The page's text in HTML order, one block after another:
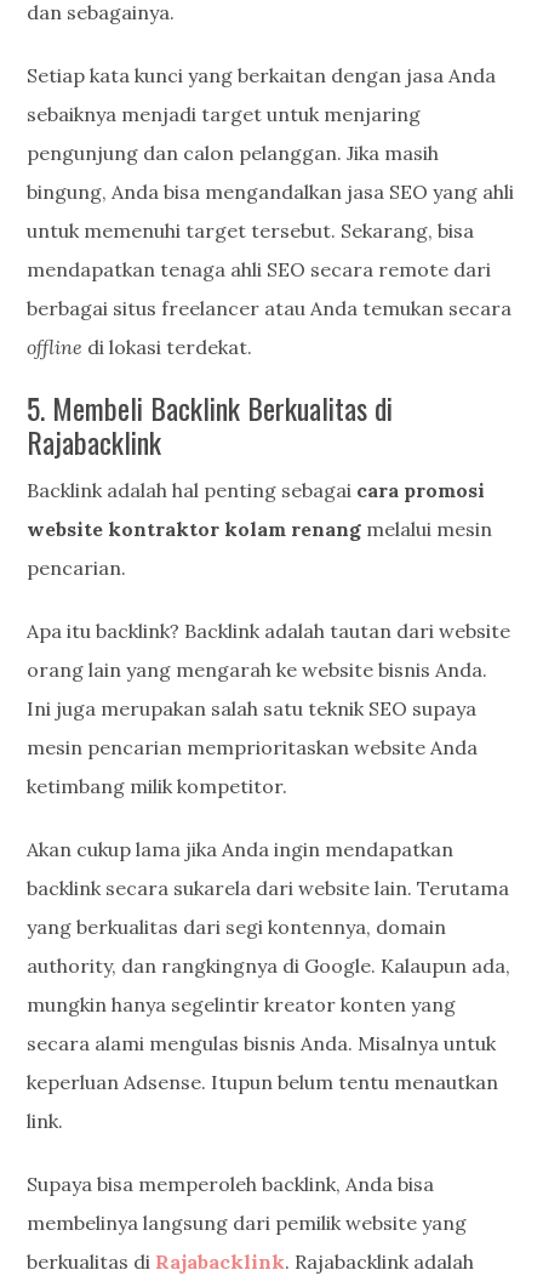
dan sebagainya.
Setiap kata kunci yang berkaitan dengan jasa Anda
sebaiknya menjadi target untuk menjaring
pengunjung dan calon pelanggan. Jika masih
bingung, Anda bisa mengandalkan jasa SEO yang ahli
untuk memenuhi target tersebut. Sekarang, bisa
mendapatkan tenaga ahli SEO secara remote dari
berbagai situs freelancer atau Anda temukan secara
offline di lokasi terdekat.
5. Membeli Backlink Berkualitas di
Rajabacklink
Backlink adalah hal penting sebagai cara promosi
website kontraktor kolam renang melalui mesin
pencarian.
Apa itu backlink? Backlink adalah tautan dari website
orang lain yang mengarah ke website bisnis Anda.
Ini juga merupakan salah satu teknik SEO supaya
mesin pencarian memprioritaskan website Anda
ketimbang milik kompetitor.
Akan cukup lama jika Anda ingin mendapatkan
backlink secara sukarela dari website lain. Terutama
yang berkualitas dari segi kontennya, domain
authority, dan rangkingnya di Google. Kalaupun ada,
mungkin hanya segelintir kreator konten yang
secara alami mengulas bisnis Anda. Misalnya untuk
keperluan Adsense. Itupun belum tentu menautkan
link.
Supaya bisa memperoleh backlink, Anda bisa
membelinya langsung dari pemilik website yang
berkualitas di Rajabacklink. Rajabacklink adalah